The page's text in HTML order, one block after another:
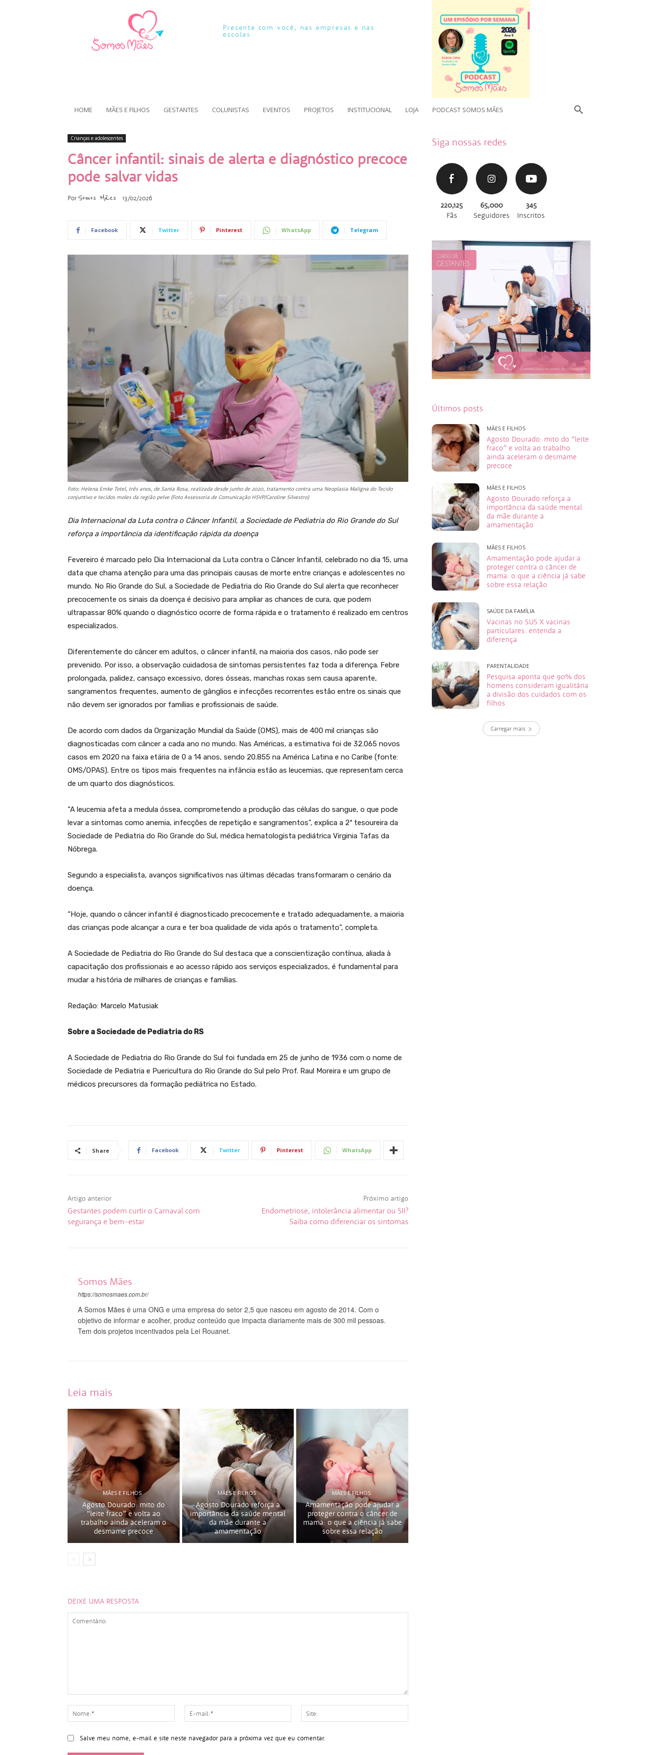
Presente com você, nas empresas e nas
escolas
.
HOME MÃES E FILHOS GESTANTES COLUNISTAS EVENTOS PROJETOS INSTITUCIONAL LOJA PODCAST SOMOS MÃES
Crianças e adolescentes
Câncer infantil: sinais de alerta e diagnóstico precoce
pode salvar vidas
Por Somos Mães 13/02/2026
Facebook Twitter Pinterest WhatsApp Telegram
Foto: Helena Emke Totel, três anos, de Santa Rosa, realizada desde junho de 2020, tratamento contra uma Neoplasia Maligna do Tecido
conjuntivo e tecidos moles da região pelve (Foto Assessoria de Comunicação HSVP/Caroline Silvestro)
Dia Internacional da Luta contra o Câncer Infantil, a Sociedade de Pediatria do Rio Grande do Sul
reforça a importância da identificação rápida da doença
Fevereiro é marcado pelo Dia Internacional da Luta contra o Câncer Infantil, celebrado no dia 15, uma
data que chama atenção para uma das principais causas de morte entre crianças e adolescentes no
mundo. No Rio Grande do Sul, a Sociedade de Pediatria do Rio Grande do Sul alerta que reconhecer
precocemente os sinais da doença é decisivo para ampliar as chances de cura, que podem
ultrapassar 80% quando o diagnóstico ocorre de forma rápida e o tratamento é realizado em centros
especializados.
Diferentemente do câncer em adultos, o câncer infantil, na maioria dos casos, não pode ser
prevenido. Por isso, a observação cuidadosa de sintomas persistentes faz toda a diferença. Febre
prolongada, palidez, cansaço excessivo, dores ósseas, manchas roxas sem causa aparente,
sangramentos frequentes, aumento de gânglios e infecções recorrentes estão entre os sinais que
não devem ser ignorados por famílias e profissionais de saúde.
De acordo com dados da Organização Mundial da Saúde (OMS), mais de 400 mil crianças são
diagnosticadas com câncer a cada ano no mundo. Nas Américas, a estimativa foi de 32.065 novos
casos em 2020 na faixa etária de 0 a 14 anos, sendo 20.855 na América Latina e no Caribe (fonte:
OMS/OPAS). Entre os tipos mais frequentes na infância estão as leucemias, que representam cerca
de um quarto dos diagnósticos.
“A leucemia afeta a medula óssea, comprometendo a produção das células do sangue, o que pode
levar a sintomas como anemia, infecções de repetição e sangramentos”, explica a 2ª tesoureira da
Sociedade de Pediatria do Rio Grande do Sul, médica hematologista pediátrica Virginia Tafas da
Nóbrega.
Segundo a especialista, avanços significativos nas últimas décadas transformaram o cenário da
doença.
“Hoje, quando o câncer infantil é diagnosticado precocemente e tratado adequadamente, a maioria
das crianças pode alcançar a cura e ter boa qualidade de vida após o tratamento”, completa.
A Sociedade de Pediatria do Rio Grande do Sul destaca que a conscientização contínua, aliada à
capacitação dos profissionais e ao acesso rápido aos serviços especializados, é fundamental para
mudar a história de milhares de crianças e famílias.
Redação: Marcelo Matusiak
Sobre a Sociedade de Pediatria do RS
A Sociedade de Pediatria do Rio Grande do Sul foi fundada em 25 de junho de 1936 com o nome de
Sociedade de Pediatria e Puericultura do Rio Grande do Sul pelo Prof. Raul Moreira e um grupo de
médicos precursores da formação pediátrica no Estado.
Share Facebook Twitter Pinterest WhatsApp
Artigo anterior
Gestantes podem curtir o Carnaval com
segurança e bem-estar
Próximo artigo
Endometriose, intolerância alimentar ou SII?
Saiba como diferenciar os sintomas
Somos Mães
https://somosmaes.com.br/
A Somos Mães é uma ONG e uma empresa do setor 2,5 que nasceu em agosto de 2014. Com o
objetivo de informar e acolher, produz conteúdo que impacta diariamente mais de 300 mil pessoas.
Tem dois projetos incentivados pela Lei Rouanet.
Leia mais
MÃES E FILHOS
Agosto Dourado: mito do
“leite fraco” e volta ao
trabalho ainda aceleram o
desmame precoce
MÃES E FILHOS
Agosto Dourado reforça a
importância da saúde mental
da mãe durante a
amamentação
MÃES E FILHOS
Amamentação pode ajudar a
proteger contra o câncer de
mama: o que a ciência já sabe
sobre essa relação
DEIXE UMA RESPOSTA
Nome:*
mail:*
Salve meu nome, e-mail e site neste navegador para a próxima vez que eu comentar.
Siga nossas redes
220,125
Fãs
65,000
Seguidores
345
Inscritos
Últimos posts
MÃES E FILHOS
Agosto Dourado: mito do “leite
fraco” e volta ao trabalho
ainda aceleram o desmame
precoce
MÃES E FILHOS
Agosto Dourado reforça a
importância da saúde mental
da mãe durante a
amamentação
MÃES E FILHOS
Amamentação pode ajudar a
proteger contra o câncer de
mama: o que a ciência já sabe
sobre essa relação
SAÚDE DA FAMÍLIA
Vacinas no SUS X vacinas
particulares: entenda a
diferença
PARENTALIDADE
Pesquisa aponta que 90% dos
homens consideram igualitária
a divisão dos cuidados com os
filhos
Carregar mais